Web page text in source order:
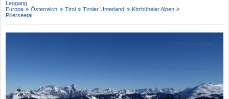
Leogang
Europa
Österreich Tirol Tiroler Unterland
Kitzbüheler Alpen
Pillerseetal